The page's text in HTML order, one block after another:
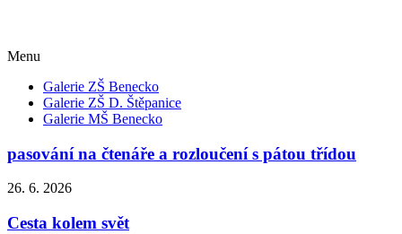
Menu
Galerie ZŠ Benecko
Galerie ZŠ D. Štěpanice
Galerie MŠ Benecko
pasování na čtenáře a rozloučení s pátou třídou
26. 6. 2026
Cesta kolem svět